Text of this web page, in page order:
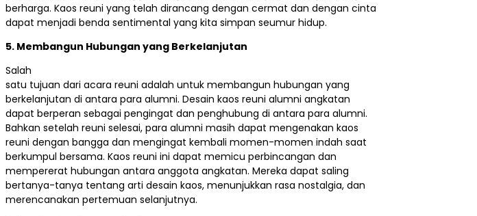
berharga. Kaos reuni yang telah dirancang dengan cermat dan dengan cinta
dapat menjadi benda sentimental yang kita simpan seumur hidup.
5. Membangun Hubungan yang Berkelanjutan
Salah
satu tujuan dari acara reuni adalah untuk membangun hubungan yang
berkelanjutan di antara para alumni. Desain kaos reuni alumni angkatan
dapat berperan sebagai pengingat dan penghubung di antara para alumni.
Bahkan setelah reuni selesai, para alumni masih dapat mengenakan kaos
reuni dengan bangga dan mengingat kembali momen-momen indah saat
berkumpul bersama. Kaos reuni ini dapat memicu perbincangan dan
mempererat hubungan antara anggota angkatan. Mereka dapat saling
bertanya-tanya tentang arti desain kaos, menunjukkan rasa nostalgia, dan
merencanakan pertemuan selanjutnya.